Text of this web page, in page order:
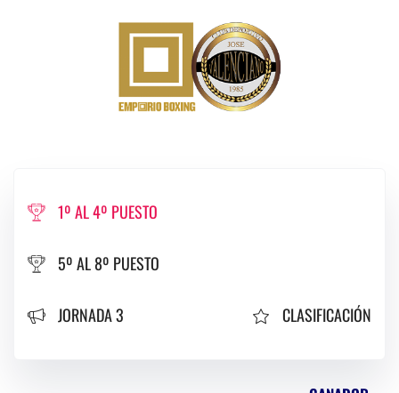
1º AL 4º PUESTO
5º AL 8º PUESTO
JORNADA 3 CLASIFICACIÓN